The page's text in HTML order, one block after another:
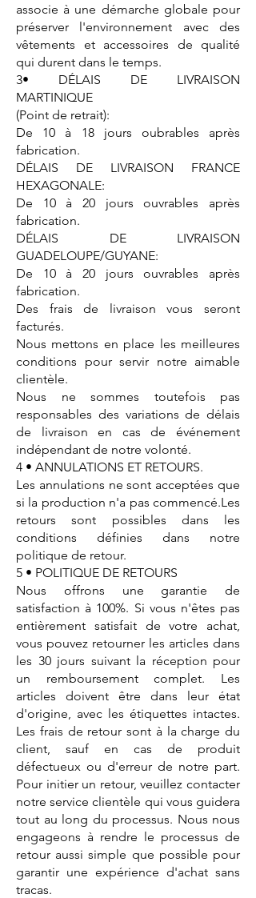
associe à une démarche globale pour
préserver l'environnement avec des
vêtements et accessoires de qualité
qui durent dans le temps.
3• DÉLAIS DE LIVRAISON
MARTINIQUE
(Point de retrait):
De 10 à 18 jours oubrables après
fabrication.
DÉLAIS DE LIVRAISON FRANCE
HEXAGONALE:
De 10 à 20 jours ouvrables après
fabrication.
DÉLAIS DE LIVRAISON
GUADELOUPE/GUYANE:
De 10 à 20 jours ouvrables après
fabrication.
Des frais de livraison vous seront
facturés.
Nous mettons en place les meilleures
conditions pour servir notre aimable
clientèle.
Nous ne sommes toutefois pas
responsables des variations de délais
de livraison en cas de événement
indépendant de notre volonté.
4 • ANNULATIONS ET RETOURS.
Les annulations ne sont acceptées que
si la production n'a pas commencé.Les
retours sont possibles dans les
conditions définies dans notre
politique de retour.
5 • POLITIQUE DE RETOURS
Nous offrons une garantie de
satisfaction à 100%. Si vous n'êtes pas
entièrement satisfait de votre achat,
vous pouvez retourner les articles dans
les 30 jours suivant la réception pour
un remboursement complet. Les
articles doivent être dans leur état
d'origine, avec les étiquettes intactes.
Les frais de retour sont à la charge du
client, sauf en cas de produit
défectueux ou d'erreur de notre part.
Pour initier un retour, veuillez contacter
notre service clientèle qui vous guidera
tout au long du processus. Nous nous
engageons à rendre le processus de
retour aussi simple que possible pour
garantir une expérience d'achat sans
tracas.